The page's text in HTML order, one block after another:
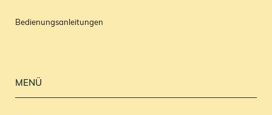
Bedienungsanleitungen
MENÜ